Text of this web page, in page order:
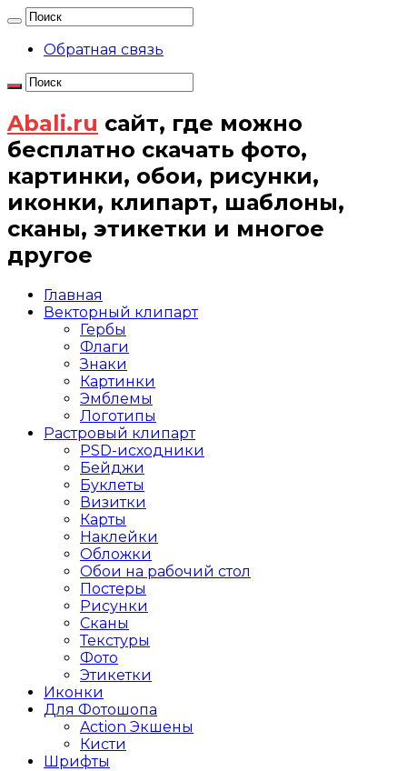
Обратная связь
Abali.ru сайт, где можно
бесплатно скачать фото,
картинки, обои, рисунки,
иконки, клипарт, шаблоны,
сканы, этикетки и многое
другое
Главная
Векторный клипарт
Гербы
Флаги
Знаки
Картинки
Эмблемы
Логотипы
Растровый клипарт
PSD-исходники
Бейджи
Буклеты
Визитки
Карты
Наклейки
Обложки
Обои на рабочий стол
Постеры
Рисунки
Сканы
Текстуры
Фото
Этикетки
Иконки
Для Фотошопа
Action Экшены
Кисти
Шрифты